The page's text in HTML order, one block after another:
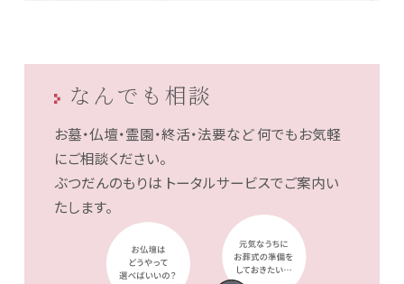
なんでも相談
お墓・仏壇・霊園・終活・法要など何でもお気軽
にご相談ください。
ぶつだんのもりは トータルサービスでご案内い
たします。